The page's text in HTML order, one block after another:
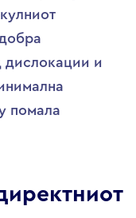
дислокации и
помала